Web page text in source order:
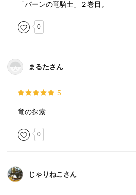
「パーンの竜騎士」２巻目。
0
まるたさん
5
竜の探索
0
じゃりねこさん